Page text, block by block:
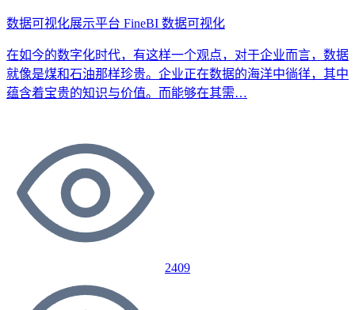
数据可视化展示平台 FineBI 数据可视化
在如今的数字化时代，有这样一个观点，对于企业而言，数据
就像是煤和石油那样珍贵。企业正在数据的海洋中徜徉，其中
蕴含着宝贵的知识与价值。而能够在其需…
2409